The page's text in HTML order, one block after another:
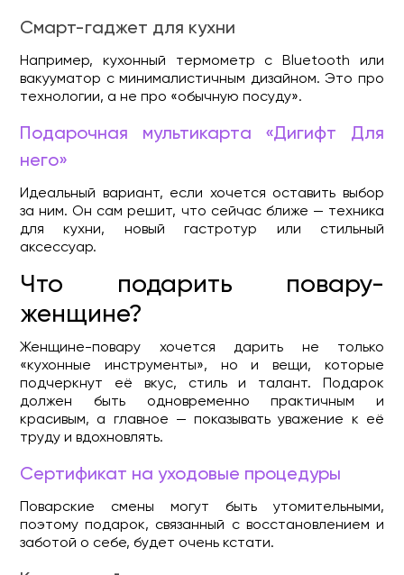
Смарт-гаджет для кухни
Например, кухонный термометр с Bluetooth или
вакууматор с минималистичным дизайном. Это про
технологии, а не про «обычную посуду».
Подарочная мультикарта «Дигифт Для
него»
Идеальный вариант, если хочется оставить выбор
за ним. Он сам решит, что сейчас ближе — техника
для кухни, новый гастротур или стильный
аксессуар.
Что подарить повару-
женщине?
Женщине-повару хочется дарить не только
«кухонные инструменты», но и вещи, которые
подчеркнут её вкус, стиль и талант. Подарок
должен быть одновременно практичным и
красивым, а главное — показывать уважение к её
труду и вдохновлять.
Сертификат на уходовые процедуры
Поварские смены могут быть утомительными,
поэтому подарок, связанный с восстановлением и
заботой о себе, будет очень кстати.